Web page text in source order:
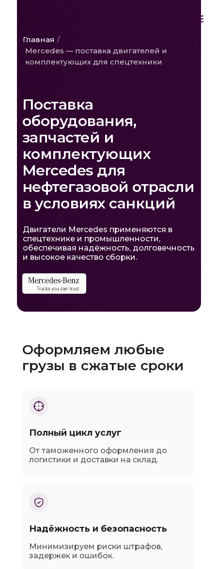
Главная /
Mercedes — поставка двигателей и
комплектующих для спецтехники
Поставка
оборудования,
запчастей и
комплектующих
Mercedes для
нефтегазовой отрасли
в условиях санкций
Двигатели Mercedes применяются в
спецтехнике и промышленности,
обеспечивая надёжность, долговечность
и высокое качество сборки.
Оформляем любые
грузы в сжатые сроки
Полный цикл услуг
От таможенного оформления до
логистики и доставки на склад.
Надёжность и безопасность
Минимизируем риски штрафов,
задержек и ошибок.